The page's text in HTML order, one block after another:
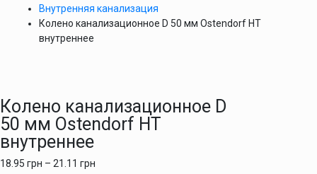
Внутренняя канализация
Колено канализационное D 50 мм Ostendorf HT
внутреннее
Колено канализационное D
50 мм Ostendorf HT
внутреннее
18.95 грн – 21.11 грн